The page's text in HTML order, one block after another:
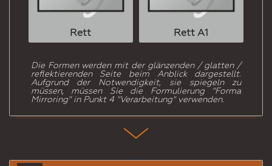
Rett Rett A1
Die Formen werden mit der glänzenden / glatten /
reflektierenden Seite beim Anblick dargestellt.
Aufgrund der Notwendigkeit, sie spiegeln zu
müssen, müssen Sie die Formulierung "Forma
Mirroring" in Punkt 4 "Verarbeitung" verwenden.